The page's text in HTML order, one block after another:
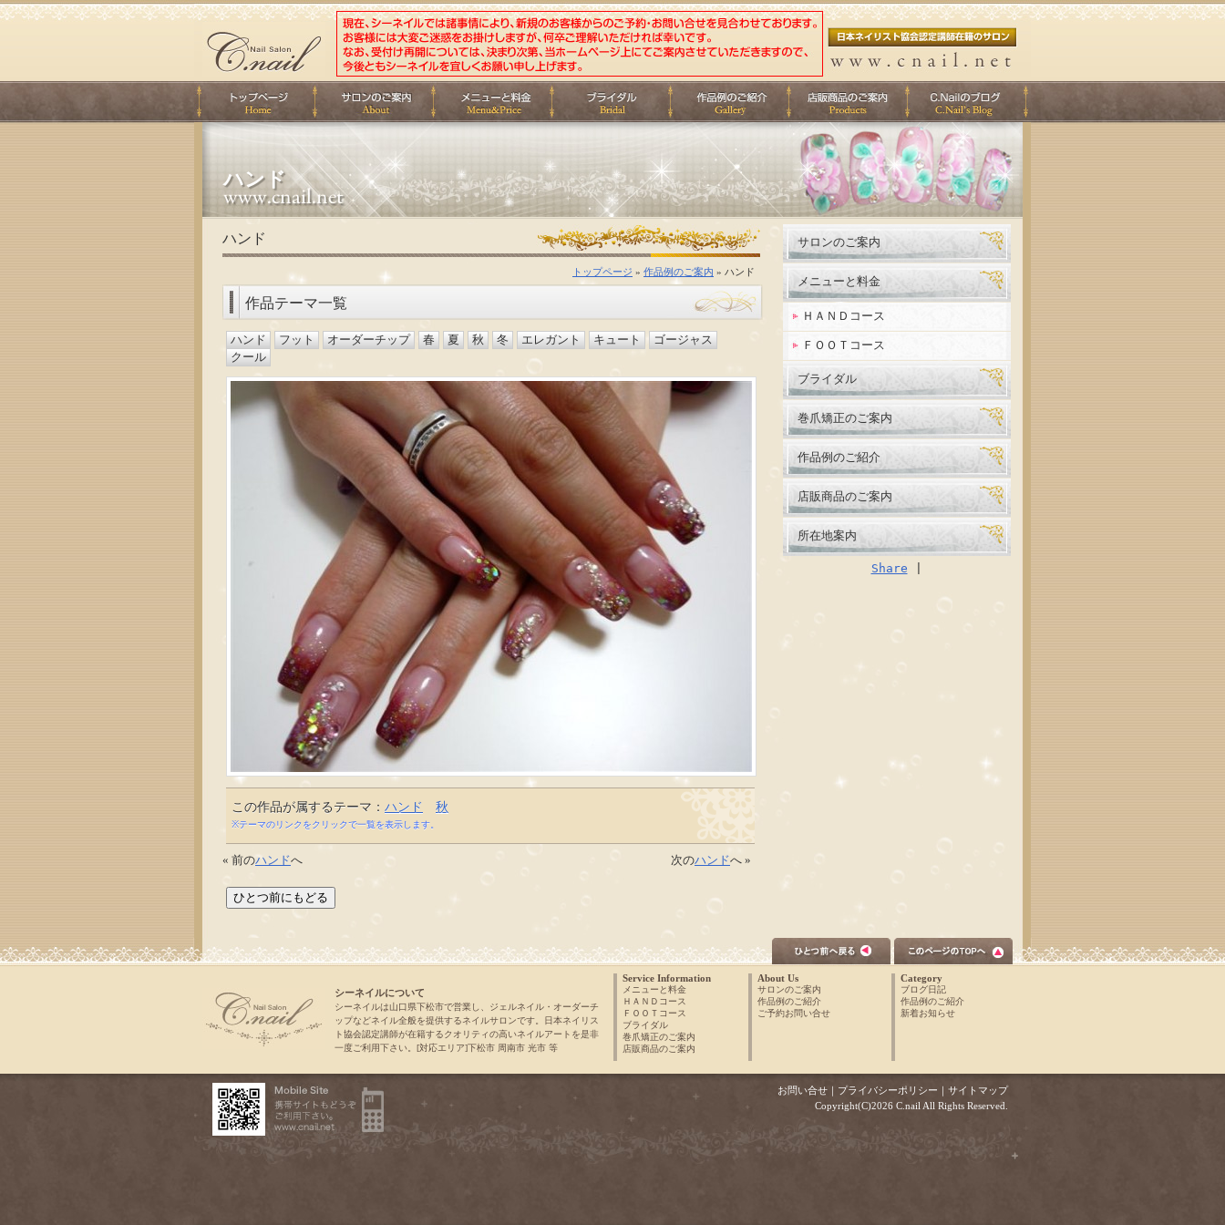
ハンド
サロンのご案内
メニューと料金
ＨＡＮＤコース
ＦＯＯＴコース
ブライダル
巻爪矯正のご案内
作品例のご紹介
店販商品のご案内
所在地案内
Share
ハンド
トップページ » 作品例のご案内 » ハンド
作品テーマ一覧
ハンド フット オーダーチップ 春 夏 秋 冬 エレガント キュート
ゴージャス
クール
この作品が属するテーマ： ハンド 秋
※テーマのリンクをクリックで一覧を表示します。
« 前のハンドへ 次のハンドへ »
シーネイルについて
シーネイルは山口県下松市で営業し、ジェルネイル・オーダーチ
ップなどネイル全般を提供するネイルサロンです。日本ネイリス
ト協会認定講師が在籍するクオリティの高いネイルアートを是非
一度ご利用下さい。[対応エリア]下松市 周南市 光市 等
Service Information
メニューと料金
ＨＡＮＤコース
ＦＯＯＴコース
ブライダル
巻爪矯正のご案内
店販商品のご案内
About Us
サロンのご案内
作品例のご紹介
ご予約お問い合せ
Category
ブログ日記
作品例のご紹介
新着お知らせ
お問い合せ ｜ プライバシーポリシー ｜ サイトマップ
Copyright(C)2026 C.nail All Rights Reserved.